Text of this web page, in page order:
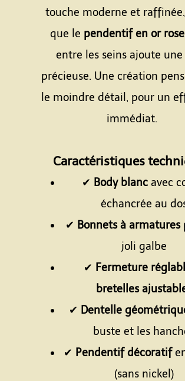
touche moderne et
que le pendentif en or rose
entre les seins ajoute
précieuse. Une création
le moindre détail, pour un
immédiat.
Caractéristiques
✔ Body blancavec
échancrée au
✔ Bonnets à armatures
joli galbe
✔ Fermeture
bretelles
✔ Dentelle
buste et les
✔ Pendentif décoratif
(sans nickel)